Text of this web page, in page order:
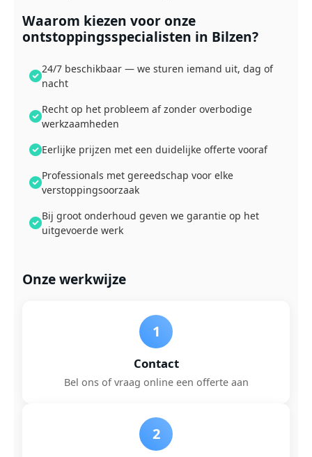
Waarom kiezen voor onze
ontstoppingsspecialisten in Bilzen?
24/7 beschikbaar — we sturen iemand uit, dag of
nacht
Recht op het probleem af zonder overbodige
werkzaamheden
Eerlijke prijzen met een duidelijke offerte vooraf
Professionals met gereedschap voor elke
verstoppingsoorzaak
Bij groot onderhoud geven we garantie op het
uitgevoerde werk
Onze werkwijze
1
Contact
Bel ons of vraag online een offerte aan
2